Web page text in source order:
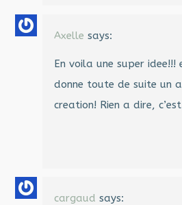
Axelle says:
En voila une super idee!!!
donne toute de suite un
creation! Rien a dire,
cargaud says: